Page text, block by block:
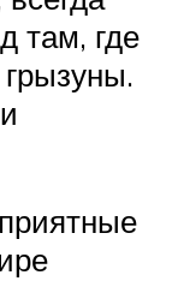
там, где
грызуны.